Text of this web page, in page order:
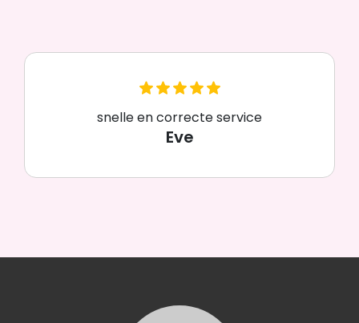
snelle en correcte service
Eve